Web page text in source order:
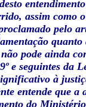
assim como
pelo
pode ainda
e seguintes da
à
entende que
do